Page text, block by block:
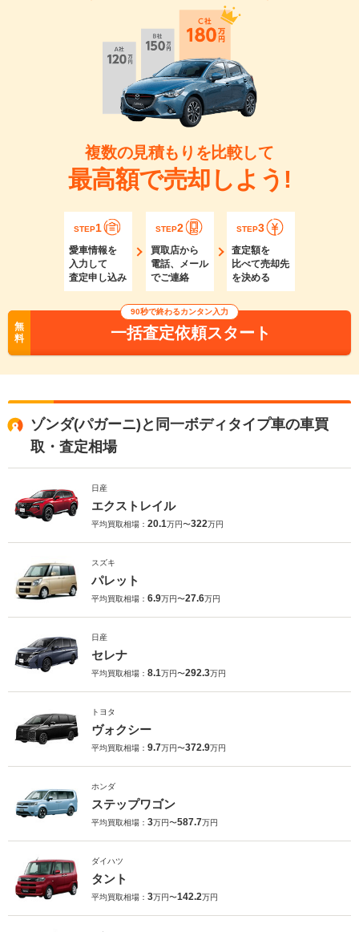
複数の見積もりを比較して
最高額で売却しよう!
STEP1
愛車情報を
入力して
査定申し込み
STEP2
買取店から
電話、メール
でご連絡
STEP3
査定額を
比べて売却先
を決める
無
料
90秒で終わるカンタン入力
一括査定依頼スタート
ゾンダ(パガーニ)と同一ボディタイプ車の車買
取・査定相場
日産
エクストレイル
平均買取相場： 20.1万円〜322万円
スズキ
パレット
平均買取相場： 6.9万円〜27.6万円
日産
セレナ
平均買取相場： 8.1万円〜292.3万円
トヨタ
ヴォクシー
平均買取相場： 9.7万円〜372.9万円
ホンダ
ステップワゴン
平均買取相場： 3万円〜587.7万円
ダイハツ
タント
平均買取相場： 3万円〜142.2万円